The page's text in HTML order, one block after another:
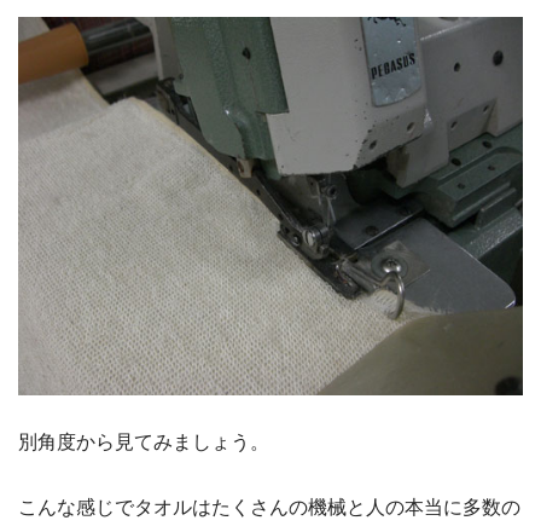
別角度から見てみましょう。
こんな感じでタオルはたくさんの機械と人の本当に多数の